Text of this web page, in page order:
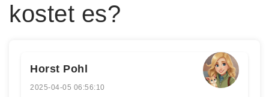
kostet es?
Horst Pohl
2025-04-05 06:56:10